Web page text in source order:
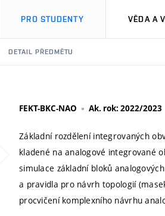
PRO STUDENTY VĚDA A
DETAIL PŘEDMĚTU
FEKT-BKC-NAO Ak. rok: 2022/2023
Základní rozdělení integrovaných
kladené na analogové integrované
simulace základní bloků
a pravidla pro návrh topologií
procvičení komplexního návrhu